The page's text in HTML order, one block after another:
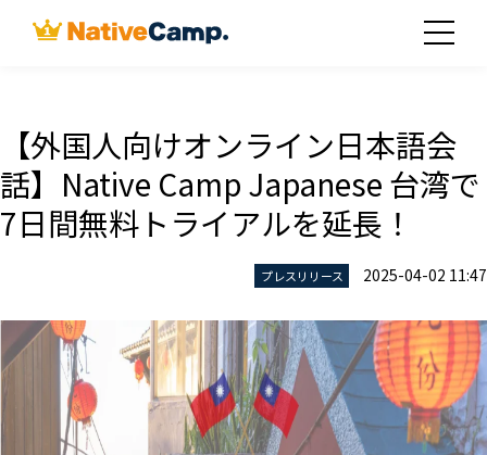
【外国人向けオンライン日本語会
話】Native Camp Japanese 台湾で
7日間無料トライアルを延長！
プレスリリース 2025-04-02 11:47